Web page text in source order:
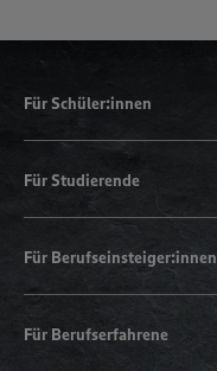
Für Schüler:innen
Für Studierende
Für Berufseinsteiger:innen
Für Berufserfahrene